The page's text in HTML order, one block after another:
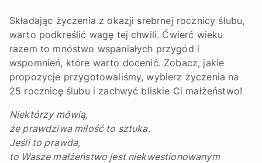
Składając życzenia z okazji srebrnej rocznicy ślubu,
warto podkreślić wagę tej chwili. Ćwierć wieku
razem to mnóstwo wspaniałych przygód i
wspomnień, które warto docenić. Zobacz, jakie
propozycje przygotowaliśmy, wybierz życzenia na
25 rocznicę ślubu i zachwyć bliskie Ci małżeństwo!
Niektórzy mówią,
że prawdziwa miłość to sztuka.
Jeśli to prawda,
to Wasze małżeństwo jest niekwestionowanym